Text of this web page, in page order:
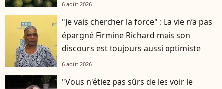
6 août 2026
"Je vais chercher la force" : La vie n’a pas
épargné Firmine Richard mais son
discours est toujours aussi optimiste
6 août 2026
"Vous n'étiez pas sûrs de les voir le